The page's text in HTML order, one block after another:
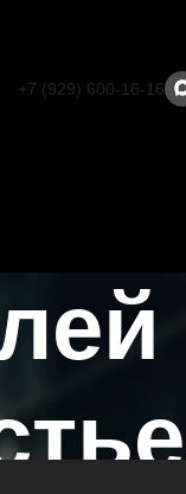
+7 (929) 600-16-16